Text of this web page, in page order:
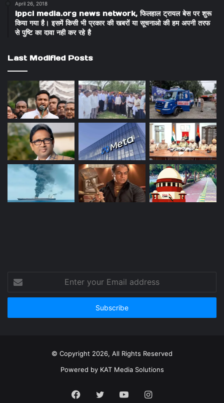
April 26, 2018
ippci media.org news network, फिलहाल ट्रायल बेस पर शुरू
किया गया है। इसमें किसी भी प्रकार की खबरों या सूचनाओ की हम अपनी तरफ
से पुष्टि का दावा नही कर रहे है
Last Modified Posts
your
Email
© Copyright 2026, All Rights Reserved
Powered by KAT Media Solutions
Facebook
TwitterYouTubeInstagram